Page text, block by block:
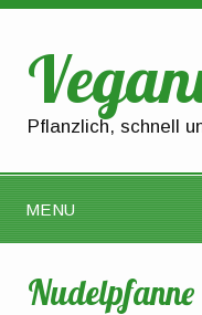
Pflanzlich, schnell
MENU
Nudelpfanne